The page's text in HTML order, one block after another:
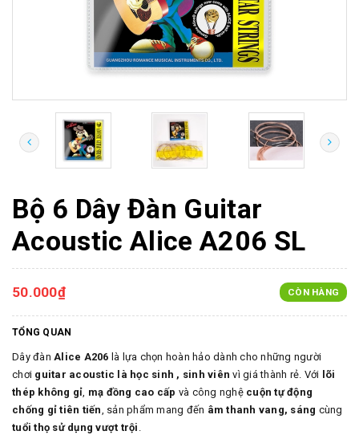
Bộ 6 Dây Đàn Guitar
Acoustic Alice A206 SL
50.000₫ CÒN HÀNG
TỔNG QUAN
Dây đàn Alice A206 là lựa chọn hoàn hảo dành cho những người
chơi guitar acoustic là học sinh , sinh viênvì giá thành rẻ. Với lõi
thép không gỉ, mạ đồng cao cấp và công nghệ cuộn tự động
chống gỉ tiên tiến, sản phẩm mang đến âm thanh vang, sáng cùng
tuổi thọ sử dụng vượt trội .